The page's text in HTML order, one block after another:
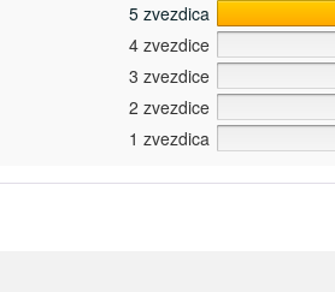
5 zvezdica
4 zvezdice
3 zvezdice
2 zvezdice
1 zvezdica